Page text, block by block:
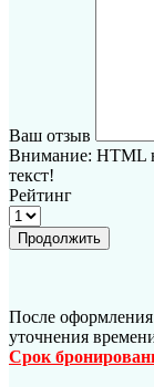
Ваш отзыв
Внимание: HTML
текст!
Рейтинг
Продолжить
После
уточнения
Срок